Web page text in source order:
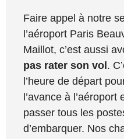
Faire appel à notre
l’aéroport Paris
Maillot, c’est aussi
pas rater son vol.
l’heure de départ
l’avance à
passer tous les
d’embarquer. Nos